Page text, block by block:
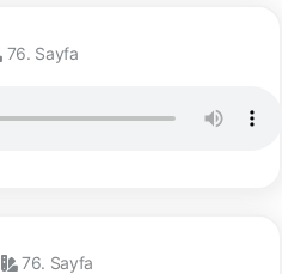
76. Sayfa
76. Sayfa